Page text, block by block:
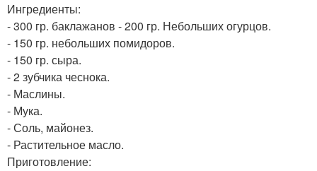
Ингредиенты:
- 300 гр. баклажанов - 200 гр. Небольших огурцов.
- 150 гр. небольших помидоров.
- 150 гр. сыра.
- 2 зубчика чеснока.
- Маслины.
- Мука.
- Соль, майонез.
- Растительное масло.
Приготовление: